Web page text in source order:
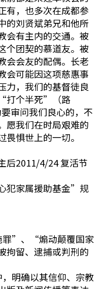
有，也多次在成都参
的刘贤斌弟兄和他所
有主内的交通。被
个团契的慕道友。被
会会友的配偶。长老
会可能因这项慈惠事
力，我们的基督徒良
打个半死”（路
审问我们良心的，不
愿我们在时局艰难的
惧世上的一切。
后2011/4/24 复活节
犯家属援助基金”规
罪”、“煽动颠覆国家
拘留、逮捕或判刑的
明确以其信仰、宗教